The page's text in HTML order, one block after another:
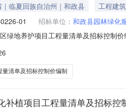
临夏回族自治州｜和政县
工程建筑
01 招标单位： 和政县园林绿化
绿地养护项目工程量清单及招标控制
县2026年城区绿地养护项目工程量
量清单及招标控制价编制
补植项目工程量清单及招标